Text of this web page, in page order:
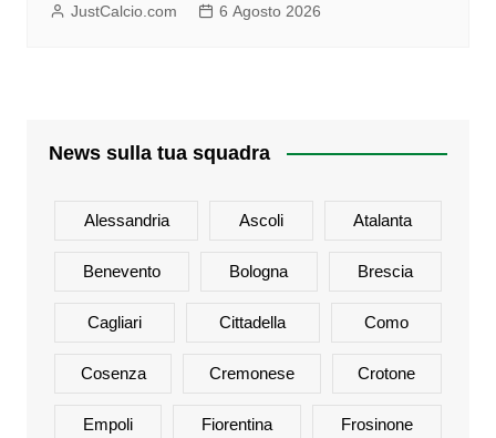
JustCalcio.com 6 Agosto 2026
News sulla tua squadra
Alessandria Ascoli Atalanta
Benevento Bologna Brescia
Cagliari Cittadella Como
Cosenza Cremonese Crotone
Empoli Fiorentina Frosinone